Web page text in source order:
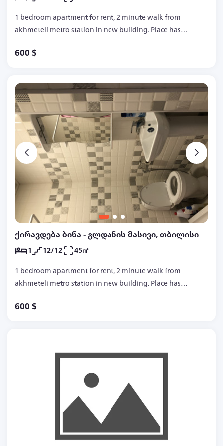
1 bedroom apartment for rent, 2 minute walk from
akhmeteli metro station in new building. Place has
600 $
ქირავდება ბინა - გლდანის მასივი, თბილისი
1 12/12 45㎡
1 bedroom apartment for rent, 2 minute walk from
akhmeteli metro station in new building. Place has
600 $